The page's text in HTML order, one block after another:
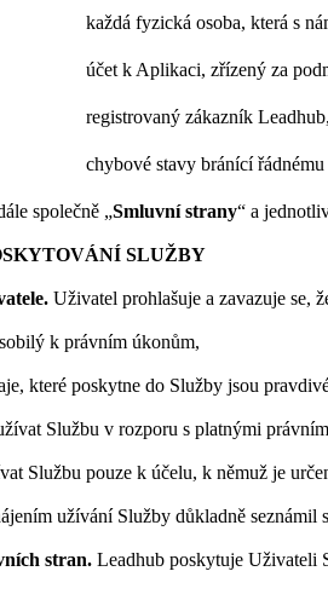
každá fyzická osoba, která s
účet k Aplikaci, zřízený za
registrovaný zákazník
chybové stavy bránící
společně „Smluvní strany“ a
SLUŽBY
Uživatel prohlašuje a zavazuje se,
k právním úkonům,
které poskytne do Služby jsou
Službu v rozporu s platnými
Službu pouze k účelu, k němuž je
užívání Služby důkladně
stran. Leadhub poskytuje Uživateli